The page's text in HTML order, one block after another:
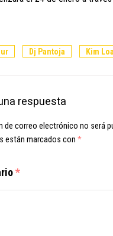
Dj Pantoja Kim
respuesta
de correo electrónico no será
están marcados con *
*